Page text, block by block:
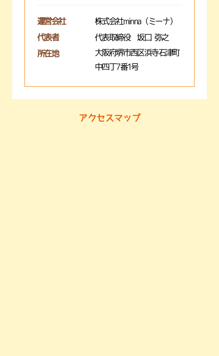
運営会社 株式会社minna（ミーナ）
代表者 代表取締役 坂口 弥之
所在地
大阪府堺市西区浜寺石津町
中四丁7番1号
アクセスマップ